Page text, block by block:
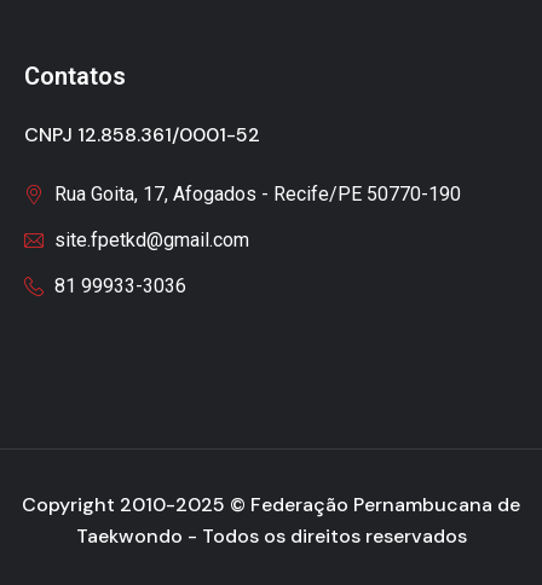
Contatos
CNPJ 12.858.361/0001-52
Rua Goita, 17, Afogados - Recife/PE 50770-190
site.fpetkd@gmail.com
81 99933-3036
Copyright 2010-2025 © Federação Pernambucana de
Taekwondo - Todos os direitos reservados